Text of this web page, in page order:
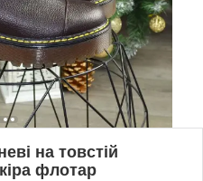
на товстій
флотар